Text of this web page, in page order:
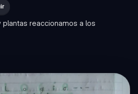
reaccionamos a los